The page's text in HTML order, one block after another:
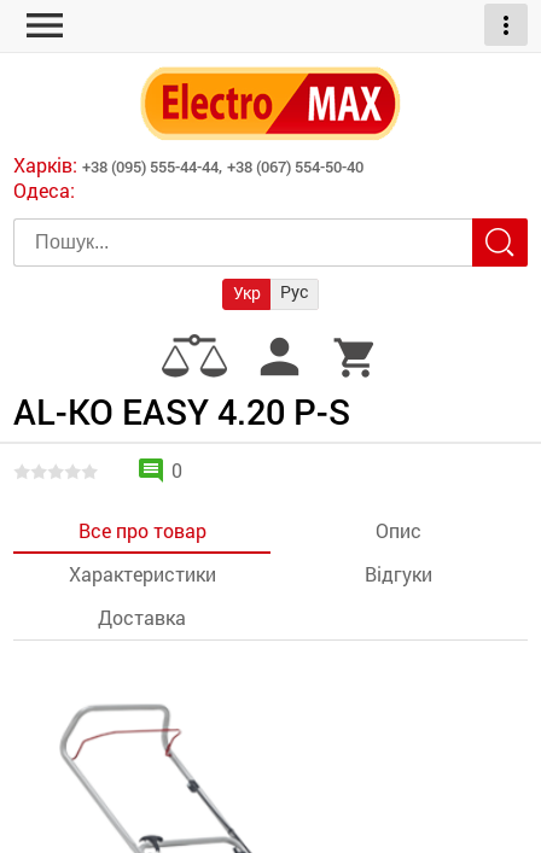
menu more_vert
Харків: +38 (095) 555-44-44, +38 (067) 554-50-40
Одеса:
Укр Рус
person shopping_cart
обігрівачі
машини
для
AL-KO EASY 4.20 P-S
comment 0
Все про товар
Опис
Характеристики
Відгуки
Доставка